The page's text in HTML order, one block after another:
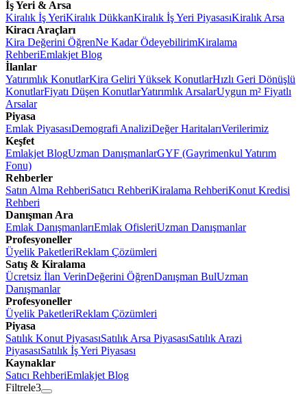
İş Yeri & Arsa
Kiralık İş YeriKiralık DükkanKiralık İş Yeri PiyasasıKiralık Arsa
Kiracı Araçları
Kira Değerini ÖğrenNe Kadar ÖdeyebilirimKiralama
RehberiEmlakjet Blog
İlanlar
Yatırımlık KonutlarKira Geliri Yüksek KonutlarHızlı Geri Dönüşlü
KonutlarFiyatı Düşen KonutlarYatırımlık ArsalarUygun m² Fiyatlı
Arsalar
Piyasa
Emlak PiyasasıDemografi AnaliziDeğer HaritalarıVerilerimiz
Keşfet
Emlakjet BlogUzman DanışmanlarGYF (Gayrimenkul Yatırım
Fonu)
Rehberler
Satın Alma RehberiSatıcı RehberiKiralama RehberiKonut Kredisi
Rehberi
Danışman Ara
Emlak DanışmanlarıEmlak OfisleriUzman Danışmanlar
Profesyoneller
Üyelik PaketleriReklam Çözümleri
Satış & Kiralama
Ücretsiz İlan VerinDeğerini ÖğrenDanışman BulUzman
Danışmanlar
Profesyoneller
Üyelik PaketleriReklam Çözümleri
Piyasa
Satılık Konut PiyasasıSatılık Arsa PiyasasıSatılık Arazi
PiyasasıSatılık İş Yeri Piyasası
Kaynaklar
Satıcı RehberiEmlakjet Blog
Filtrele3